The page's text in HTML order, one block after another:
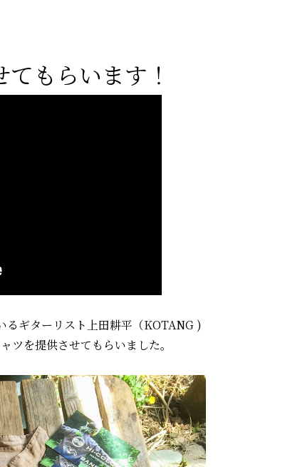
もらいます！
るギターリスト上田耕平（KOTANG )
ツを提供させてもらいました。